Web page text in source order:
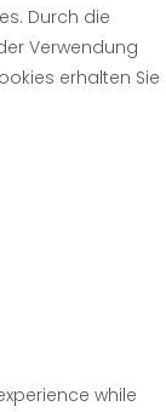
Durch die
Verwendung
erhalten Sie
while